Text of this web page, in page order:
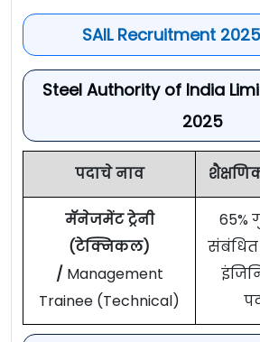
SAIL Recruitment 2025
Steel Authority of India
2025
पदाचे नाव
मॅनेजमेंट ट्रेनी
(टेक्निकल)
/ Management
Trainee (Technical)
65%
संबंधित